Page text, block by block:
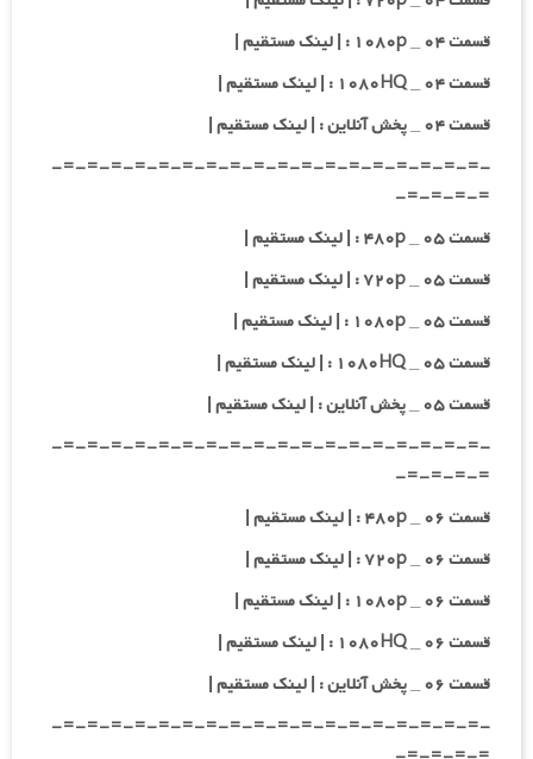
قسمت ۰۴ _ ۱۰۸۰p : | لینک مستقیم |
قسمت ۰۴ _ ۱۰۸۰HQ : | لینک مستقیم |
قسمت ۰۴ _ پخش آنلاین : | لینک مستقیم |
-=-=-=-=-=-=-=-=-=-=-=-=-=-=-=-=-=-=-
=-=-=-=-
قسمت ۰۵ _ ۴۸۰p : | لینک مستقیم |
قسمت ۰۵ _ ۷۲۰p : | لینک مستقیم |
قسمت ۰۵ _ ۱۰۸۰p : | لینک مستقیم |
قسمت ۰۵ _ ۱۰۸۰HQ : | لینک مستقیم |
قسمت ۰۵ _ پخش آنلاین : | لینک مستقیم |
-=-=-=-=-=-=-=-=-=-=-=-=-=-=-=-=-=-=-
=-=-=-=-
قسمت ۰۶ _ ۴۸۰p : | لینک مستقیم |
قسمت ۰۶ _ ۷۲۰p : | لینک مستقیم |
قسمت ۰۶ _ ۱۰۸۰p : | لینک مستقیم |
قسمت ۰۶ _ ۱۰۸۰HQ : | لینک مستقیم |
قسمت ۰۶ _ پخش آنلاین : | لینک مستقیم |
-=-=-=-=-=-=-=-=-=-=-=-=-=-=-=-=-=-=-